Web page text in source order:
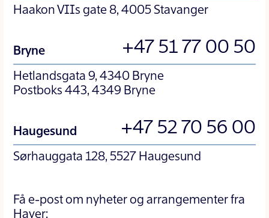
Haakon VIIs gate 8, 4005 Stavanger
Bryne +47 51 77 00 50
Hetlandsgata 9, 4340 Bryne
Postboks 443, 4349 Bryne
Haugesund +47 52 70 56 00
Sørhauggata 128, 5527 Haugesund
Få e-post om nyheter og arrangementer fra
Haver: